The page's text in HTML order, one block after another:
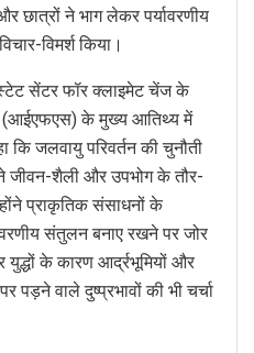
और छात्रों ने भाग लेकर पर्यावरणीय
विमर्श किया।
सेंटर फॉर क्लाइमेट चेंज के
(आईएफएस) के मुख्य आतिथ्य में
जलवायु परिवर्तन की चुनौती
शैली और उपभोग के तौर-
प्राकृतिक संसाधनों के
संतुलन बनाए रखने पर जोर
युद्धों के कारण आर्द्रभूमियों और
पड़ने वाले दुष्प्रभावों की भी चर्चा